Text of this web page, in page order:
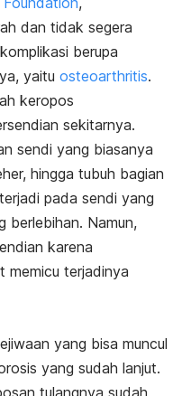
dan tidak segera
berupa
yaitu osteoarthritis.
keropos
sekitarnya.
sendi yang biasanya
hingga tubuh bagian
pada sendi yang
berlebihan. Namun,
karena
memicu terjadinya
yang bisa muncul
yang sudah lanjut.